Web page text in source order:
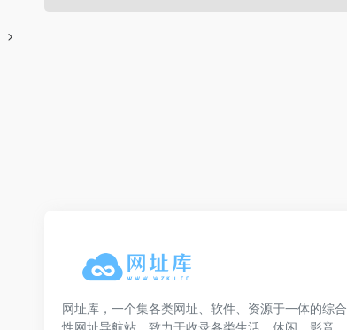
网址库，一个集各类网址、软件、资源于一体的综合
性网址导航站，致力于收录各类生活、休闲、影音、